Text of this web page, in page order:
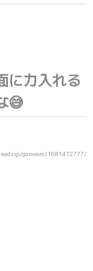
に力入れる
😅
gamesm/1681472777/